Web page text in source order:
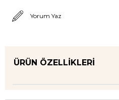
Yorum Yaz
ÜRÜN ÖZELLIKLERI